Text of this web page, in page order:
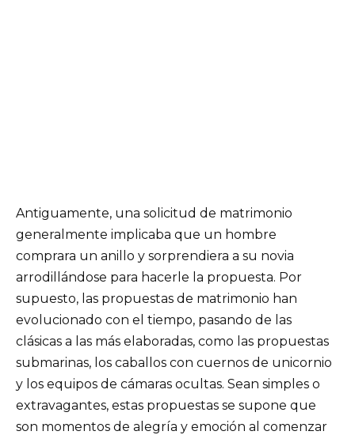
Antiguamente, una solicitud de matrimonio
generalmente implicaba que un hombre
comprara un anillo y sorprendiera a su novia
arrodillándose para hacerle la propuesta. Por
supuesto, las propuestas de matrimonio han
evolucionado con el tiempo, pasando de las
clásicas a las más elaboradas, como las propuestas
submarinas, los caballos con cuernos de unicornio
y los equipos de cámaras ocultas. Sean simples o
extravagantes, estas propuestas se supone que
son momentos de alegría y emoción al comenzar